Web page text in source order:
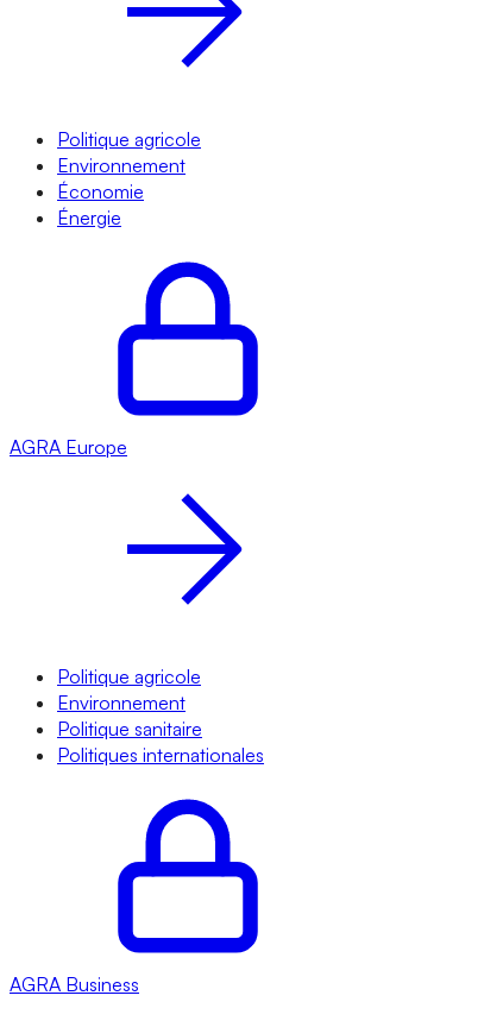
Politique agricole
Environnement
Économie
Énergie
AGRA Europe
Politique agricole
Environnement
Politique sanitaire
Politiques internationales
AGRA Business